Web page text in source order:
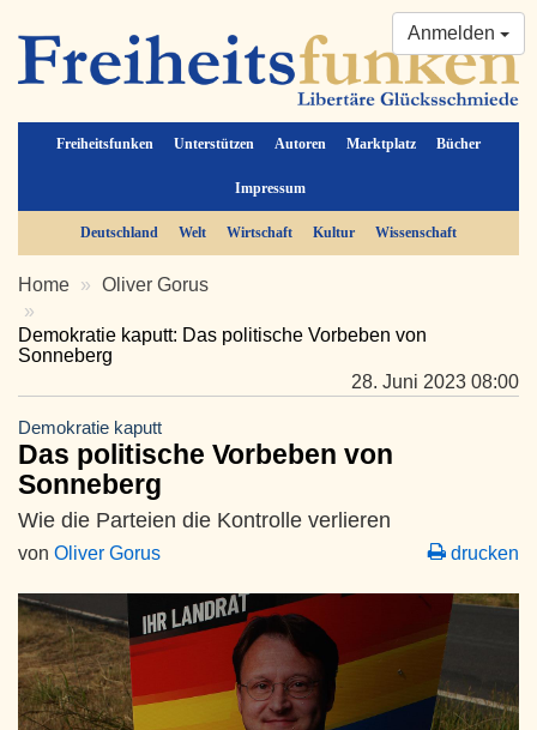
Freiheitsfunken Unterstützen Autoren Marktplatz Bücher
Impressum
Anmelden
Deutschland Welt Wirtschaft Kultur Wissenschaft
Home Oliver Gorus
Demokratie kaputt: Das politische Vorbeben von
Sonneberg
28. Juni 2023 08:00
Demokratie kaputt
Das politische Vorbeben von
Sonneberg
Wie die Parteien die Kontrolle verlieren
von Oliver Gorus drucken